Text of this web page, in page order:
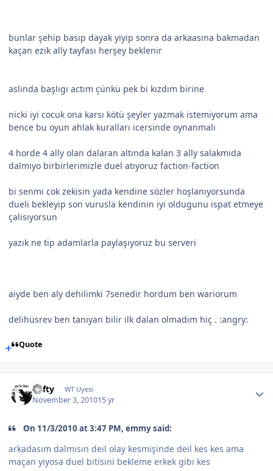
bunlar şehip basıp dayak yiyip sonra da arkaasına bakmadan
kaçan ezik ally tayfası herşey beklenir
aslında başlıgı actım çünkü pek bi kızdım birine
nicki iyi cocuk ona karsı kötü şeyler yazmak istemiyorum ama
bence bu oyun ahlak kuralları icersinde oynanmalı
4 horde 4 ally olan dalaran altında kalan 3 ally salakmıda
dalmıyo birbirlerimizle duel atıyoruz faction-faction
bi senmi cok zekisin yada kendine sözler hoşlanıyorsunda
dueli bekleyip son vurusla kendinin iyi oldugunu ispat etmeye
çalısıyorsun
yazık ne tip adamlarla paylaşıyoruz bu serveri
aiyde ben aly dehilimki 7senedir hordum ben wariorum
delihüsrev ben tanıyan bilir ilk dalan olmadım hiç . :angry:
Quote
Lofty WT Uyesi
November 3, 201015 yr
On 11/3/2010 at 3:47 PM, emmy said:
arkadasım dalmısın deil olay kesmişinde deil kes kes ama
maçan yiyosa duel bitisini bekleme erkek gibi kes